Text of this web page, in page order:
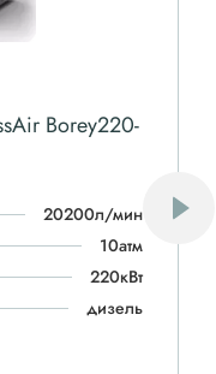
Borey220-
20200л/мин
10атм
220кВт
дизель